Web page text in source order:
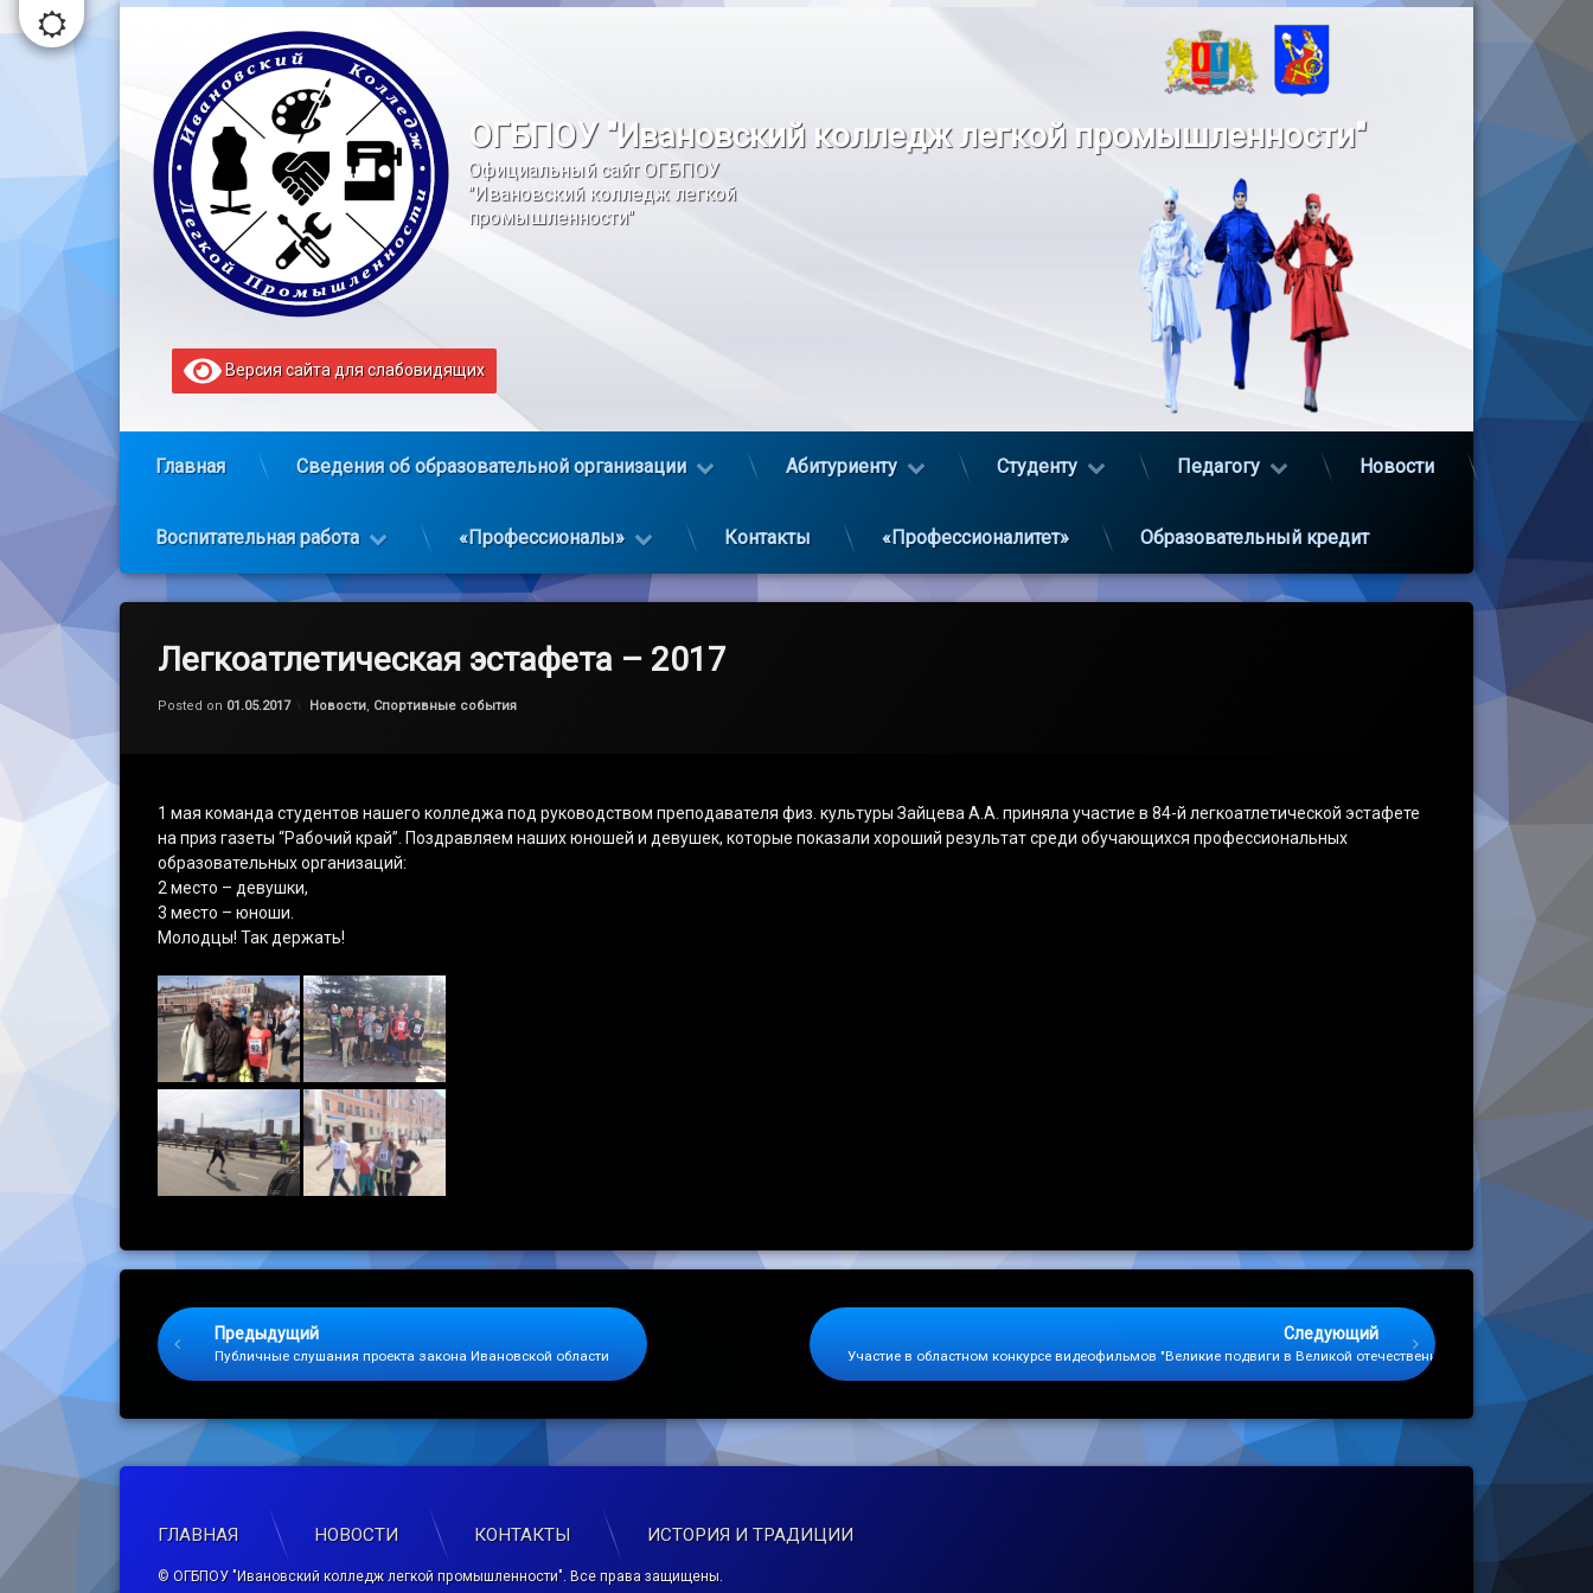
Перейти
содержимому
ОГБПОУ "Ивановский колледж легкой промышленности"
Официальный сайт ОГБПОУ
"Ивановский колледж легкой
промышленности"
Версия сайта для слабовидящих
Главная Сведения об образовательной организации Абитуриенту Студенту Педагогу Новости
Воспитательная работа «Профессионалы» Контакты «Профессионалитет» Образовательный кредит
Легкоатлетическая эстафета – 2017
Posted on 01.05.2017
Обновлено на
by
Категории:
Новости, Спортивные события
1 мая команда студентов нашего колледжа под руководством преподавателя физ. культуры Зайцева А.А. приняла участие в 84-й легкоатлетической эстафете
на приз газеты “Рабочий край”. Поздравляем наших юношей и девушек, которые показали хороший результат среди обучающихся профессиональных
образовательных организаций:
2 место – девушки,
3 место – юноши.
Молодцы! Так держать!
Keep Reading
Предыдущий
Публичные слушания проекта закона Ивановской области
Следующий
Участие в областном конкурсе видеофильмов "Великие подвиги в Великой отечественной..."
ГЛАВНАЯ НОВОСТИ КОНТАКТЫ ИСТОРИЯ И ТРАДИЦИИ
© ОГБПОУ "Ивановский колледж легкой промышленности". Все права защищены.